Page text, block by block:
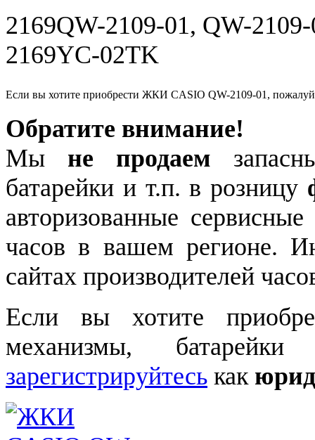
2169QW-2109-01, QW-
2169YC-02TK
Если вы хотите приобрести ЖКИ CASIO QW-2109-01,
Обратите внимание!
Мы не продаем
батарейки и т.п. в розницу
авторизованные
часов в вашем регионе.
сайтах производителей
Если вы хотите
механизмы,
зарегистрируйтесь как